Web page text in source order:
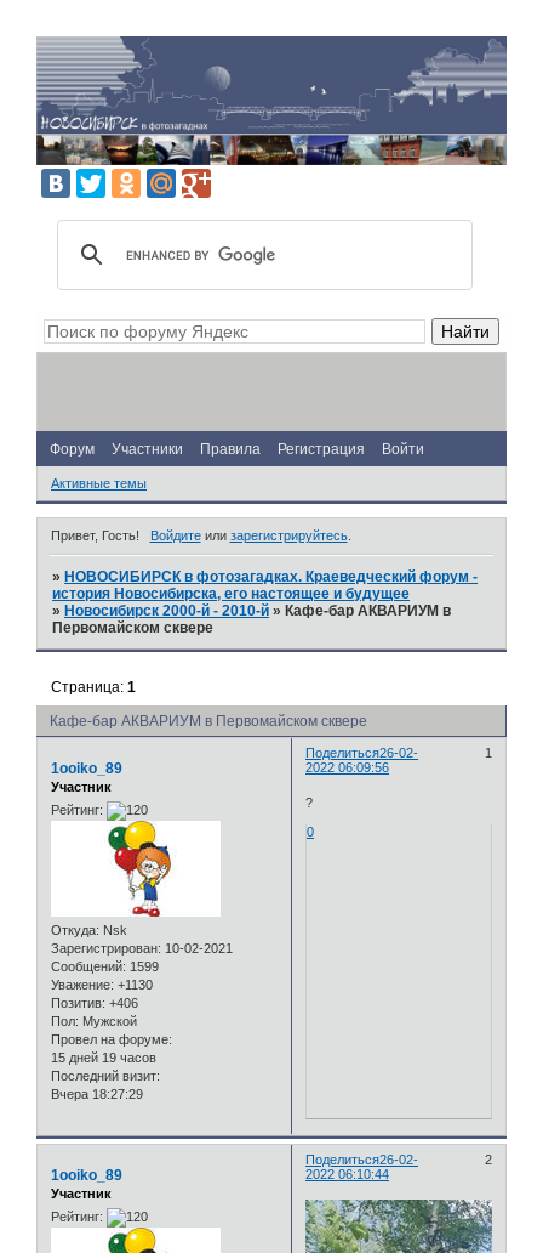
Форум Участники Правила Регистрация Войти
Активные темы
Привет, Гость! Войдитеили зарегистрируйтесь.
» НОВОСИБИРСК в фотозагадках. Краеведческий форум -
история Новосибирска, его настоящее и будущее
» Новосибирск 2000-й - 2010-й » Кафе-бар АКВАРИУМ в
Первомайском сквере
Кафе-бар АКВАРИУМ в Первомайском сквере
Страница:1
Поделиться 1
26-02-
2022 06:09:56
1ooiko_89
Участник
Рейтинг:
Откуда: Nsk
Зарегистрирован: 10-02-2021
Сообщений: 1599
Уважение: +1130
Позитив: +406
Пол: Мужской
Провел на форуме:
15 дней 19 часов
Последний визит:
Вчера 18:27:29
?
0
Поделиться 2
26-02-
2022 06:10:44
1ooiko_89
Участник
Рейтинг: